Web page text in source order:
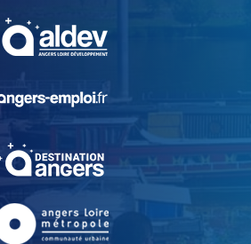
, Ouvre une nouvelle
, Ouvre une nouvelle